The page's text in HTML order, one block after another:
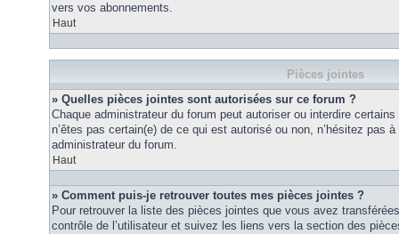
vers vos abonnements.
Haut
Pièces jointes
» Quelles pièces jointes sont autorisées sur ce forum ?
Chaque administrateur du forum peut autoriser ou interdire
n’êtes pas certain(e) de ce qui est autorisé ou non, n’hésitez pas
administrateur du forum.
Haut
» Comment puis-je retrouver toutes mes pièces jointes ?
Pour retrouver la liste des pièces jointes que vous avez
contrôle de l’utilisateur et suivez les liens vers la section des